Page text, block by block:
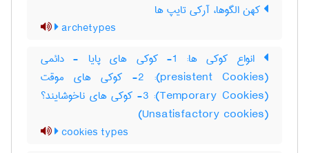
کهن الگوها، آرکی تایپ ها
archetypes
انواع کوکی ها: 1- کوکی های پایا - دائمی
(presistent Cookies): 2- کوکی های موقت
(Temporary Cookies): 3- کوکی های ناخوشایند؟
(Unsatisfactory cookies)
cookies types